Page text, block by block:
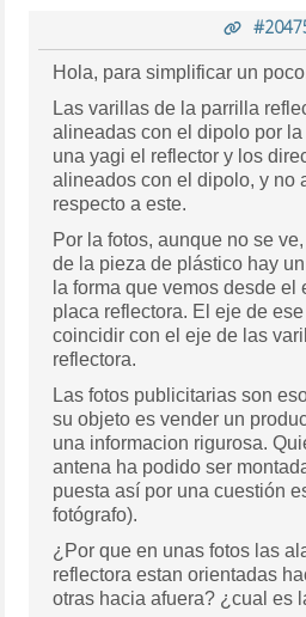
Hola, para simplificar un
Las varillas de la parrilla
alineadas con el dipolo por
una yagi el reflector y los
alineados con el dipolo, y no
respecto a este.
Por la fotos, aunque no se
de la pieza de plástico hay
la forma que vemos desde el
placa reflectora. El eje de
coincidir con el eje de las
reflectora.
Las fotos publicitarias son
su objeto es vender un
una informacion rigurosa.
antena ha podido ser
puesta así por una cuestión
fotógrafo).
¿Por que en unas fotos las
reflectora estan orientadas
otras hacia afuera? ¿cual es